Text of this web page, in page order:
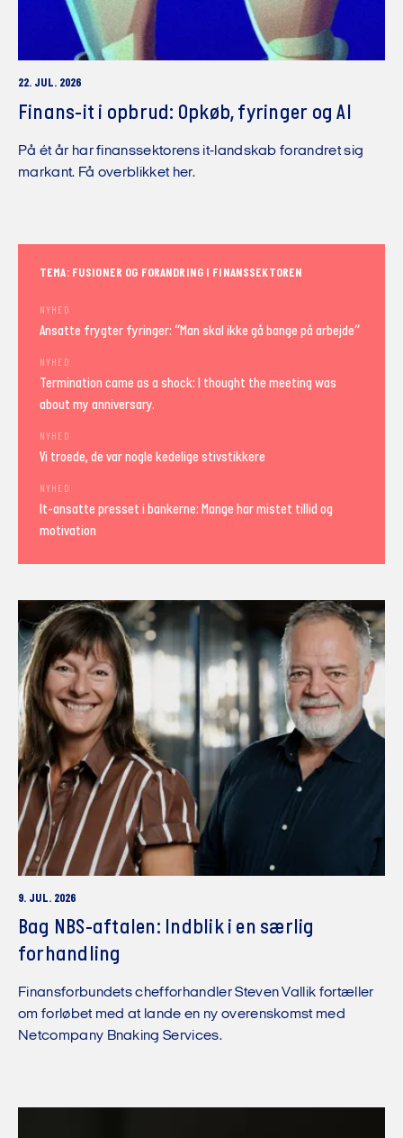
22. JUL. 2026
Finans-it i opbrud: Opkøb, fyringer og AI
På ét år har finanssektorens it-landskab forandret sig
markant. Få overblikket her.
TEMA: FUSIONER OG FORANDRING I FINANSSEKTOREN
NYHED
Ansatte frygter fyringer: “Man skal ikke gå bange på arbejde”
NYHED
Termination came as a shock: I thought the meeting was
about my anniversary.
NYHED
Vi troede, de var nogle kedelige stivstikkere
NYHED
It-ansatte presset i bankerne: Mange har mistet tillid og
motivation
9. JUL. 2026
Bag NBS-aftalen: Indblik i en særlig
forhandling
Finansforbundets chefforhandler Steven Vallik fortæller
om forløbet med at lande en ny overenskomst med
Netcompany Bnaking Services.